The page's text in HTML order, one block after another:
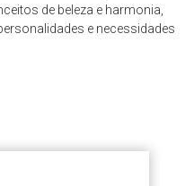
de beleza e harmonia,
e necessidades